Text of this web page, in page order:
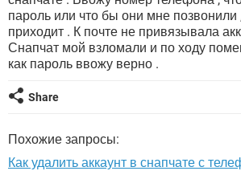
ВИДЕО GOOGLE
YANDEX
WINDOWS 10
ВИДЕО GOOGLE
WHATSAPP
FACEBOOK ИГРЫ
WINDOWS 10
ВИДЕО
пароль или что бы они мне позвонили
приходит . К почте не привязывала
Снапчат мой взломали и по ходу
как пароль ввожу верно .
Share
Похожие запросы:
Как удалить аккаунт в снапчате с